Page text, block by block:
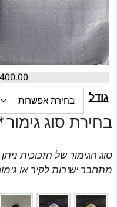
400.00
גודל
בחירת סוג גימור
סוג הגימור של הזכוכית
מתחבר ישירות לקיר או